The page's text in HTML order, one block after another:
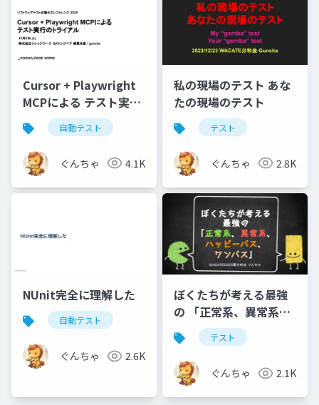
Cursor + Playwright
MCPによる テスト実行
のトライアル
自動テスト
ぐんちゃ 4.1K
私の現場のテスト あな
たの現場のテスト
テスト
ぐんちゃ 2.8K
NUnit完全に理解した
自動テスト
ぐんちゃ 2.6K
ぼくたちが考える最強
の 「正常系、異常系、
ハッピーパス、ワンパ
ス」分科会ワーク前
テスト
ぐんちゃ 2.1K